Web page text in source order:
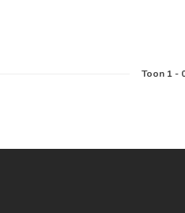
Toon 1-